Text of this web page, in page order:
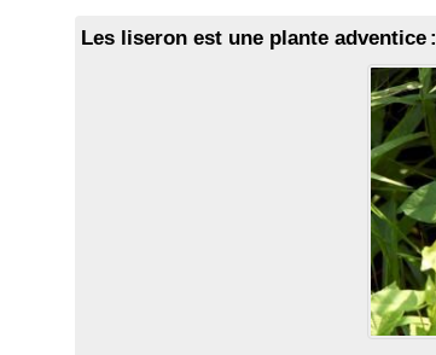
Les liseron est une plante adventice :